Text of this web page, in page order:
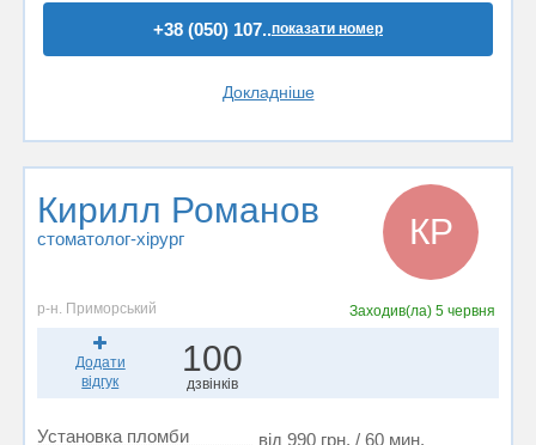
+38 (050) 107..показати номер
Докладніше
Кирилл Романов
стоматолог-хірург КР
р-н. Приморський Заходив(ла) 5 червня
Додати
відгук
100
дзвінків
Установка пломби від 990 грн. / 60 мин.